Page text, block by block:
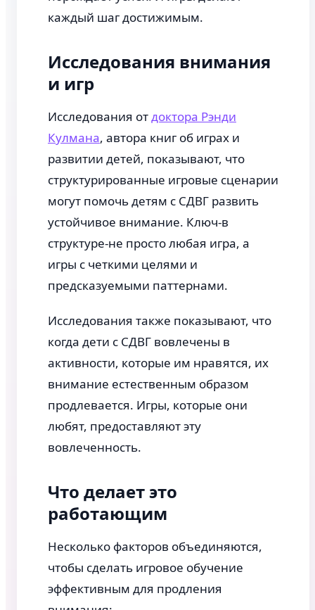
каждый шаг достижимым.
Исследования внимания
и игр
Исследования отдоктора Рэнди
Кулмана, автора книг об играх и
развитии детей, показывают, что
структурированные игровые сценарии
могут помочь детям с СДВГ развить
устойчивое внимание. Ключ-в
структуре-не просто любая игра, а
игры с четкими целями и
предсказуемыми паттернами.
Исследования также показывают, что
когда дети с СДВГ вовлечены в
активности, которые им нравятся, их
внимание естественным образом
продлевается. Игры, которые они
любят, предоставляют эту
вовлеченность.
Что делает это
работающим
Несколько факторов объединяются,
чтобы сделать игровое обучение
эффективным для продления